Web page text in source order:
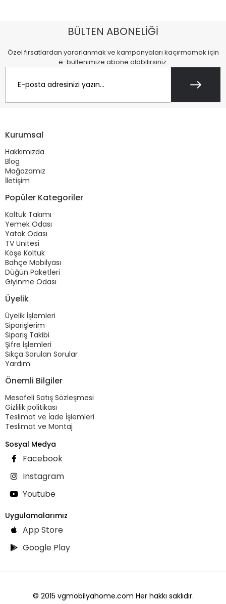
BÜLTEN ABONELİĞİ
Özel fırsatlardan yararlanmak ve kampanyaları kaçırmamak için
e-bültenimize abone olabilirsiniz.
Kurumsal
Hakkımızda
Blog
Mağazamız
İletişim
Popüler Kategoriler
Koltuk Takımı
Yemek Odası
Yatak Odası
TV Ünitesi
Köşe Koltuk
Bahçe Mobilyası
Düğün Paketleri
Giyinme Odası
Üyelik
Üyelik İşlemleri
Siparişlerim
Sipariş Takibi
Şifre İşlemleri
Sıkça Sorulan Sorular
Yardım
Önemli Bilgiler
Mesafeli Satış Sözleşmesi
Gizlilik politikası
Teslimat ve İade İşlemleri
Teslimat ve Montaj
Sosyal Medya
Facebook
Instagram
Youtube
Uygulamalarımız
App Store
Google Play
© 2015 vgmobilyahome.com Her hakkı saklıdır.